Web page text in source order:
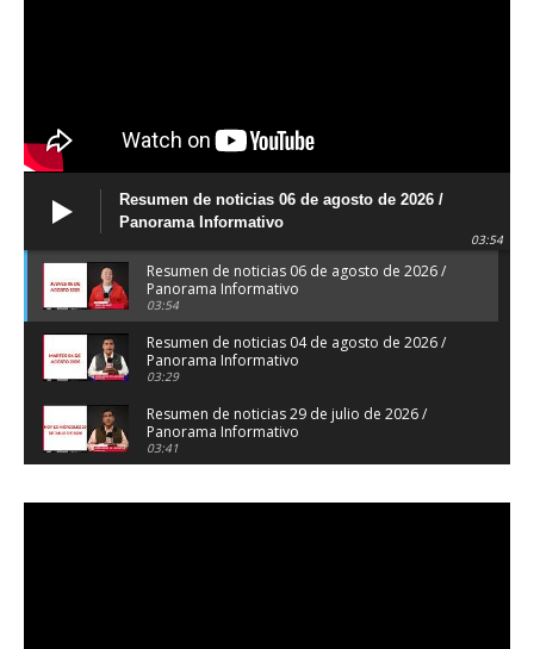
Resumen de noticias 06 de agosto de 2026 /
Panorama Informativo
03:54
Resumen de noticias 06 de agosto de 2026 /
Panorama Informativo
03:54
Resumen de noticias 04 de agosto de 2026 /
Panorama Informativo
03:29
Resumen de noticias 29 de julio de 2026 /
Panorama Informativo
03:41
Panorama Informativo